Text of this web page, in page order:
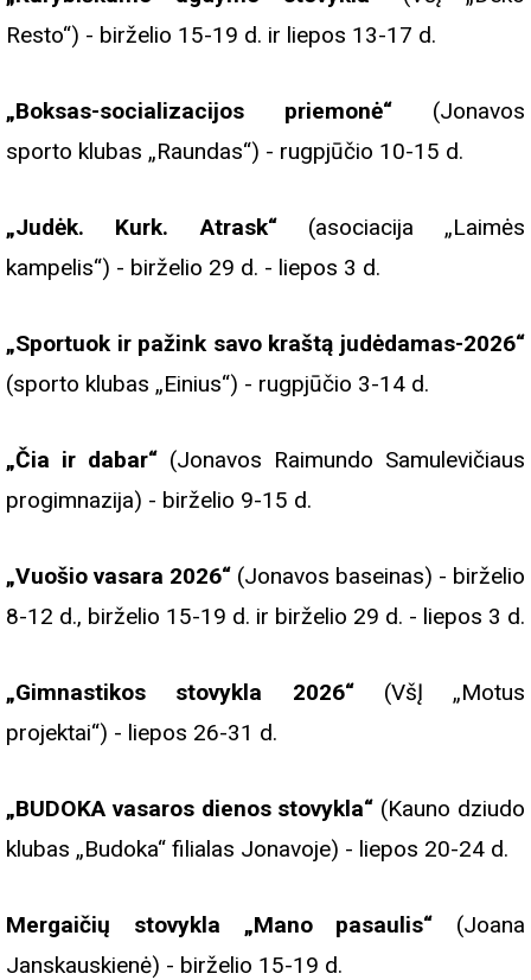
Resto“) - birželio 15-19 d. ir liepos 13-17 d.
„Boksas-socializacijos priemonė“ (Jonavos
sporto klubas „Raundas“) - rugpjūčio 10-15 d.
„Judėk. Kurk. Atrask“(asociacija „Laimės
kampelis“) - birželio 29 d. - liepos 3 d.
„Sportuok ir pažink savo kraštą judėdamas-2026“
(sporto klubas „Einius“) - rugpjūčio 3-14 d.
„Čia ir dabar“ (Jonavos Raimundo Samulevičiaus
progimnazija) - birželio 9-15 d.
„Vuošio vasara 2026“ (Jonavos baseinas) - birželio
8-12 d., birželio 15-19 d. ir birželio 29 d. - liepos 3 d.
„Gimnastikos stovykla 2026“(VšĮ „Motus
projektai“) - liepos 26-31 d.
„BUDOKA vasaros dienos stovykla“ (Kauno dziudo
klubas „Budoka“ filialas Jonavoje) - liepos 20-24 d.
Mergaičių stovykla „Mano pasaulis“ (Joana
Janskauskienė) - birželio 15-19 d.